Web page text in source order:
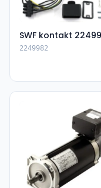
SWF kontakt
2249982